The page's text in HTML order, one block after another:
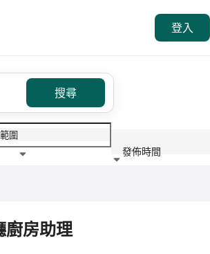
登入
搜尋
發佈時間
廚房助理